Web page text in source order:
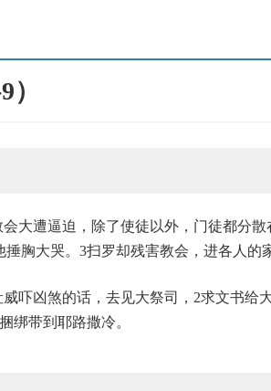
会大遭逼迫，除了使徒以外，门徒都分
胸大哭。3扫罗却残害教会，进各人的
威吓凶煞的话，去见大祭司，2求文书给
绑带到耶路撒冷。